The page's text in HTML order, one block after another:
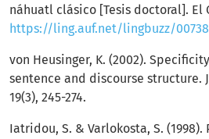
náhuatl clásico [Tesis doctoral]. El
https://ling.auf.net/lingbuzz/
von Heusinger, K. (2002).
sentence and discourse structure.
19(3), 245-274.
Iatridou, S. & Varlokosta, S. (1998).